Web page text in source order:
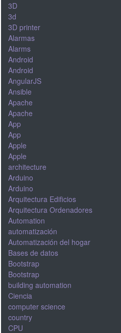
3D
3d
3D printer
Alarmas
Alarms
Android
Android
AngularJS
Ansible
Apache
Apache
App
App
Apple
Apple
architecture
Arduino
Arduino
Arquitectura Edificios
Arquitectura Ordenadores
Automation
automatización
Automatización del hogar
Bases de datos
Bootstrap
Bootstrap
building automation
Ciencia
computer science
country
CPU